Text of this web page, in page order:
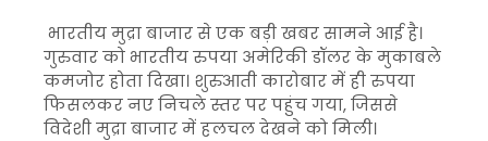
भारतीय मुद्रा बाजार से एक बड़ी खबर सामने आई है।
गुरुवार को भारतीय रुपया अमेरिकी डॉलर के मुकाबले
कमजोर होता दिखा। शुरुआती कारोबार में ही रुपया
फिसलकर नए निचले स्तर पर पहुंच गया, जिससे
विदेशी मुद्रा बाजार में हलचल देखने को मिली।